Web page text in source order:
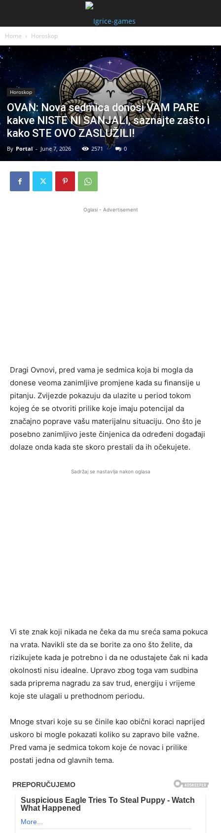
Home Horoskop
Horoskop
OVAN: Nova sedmica donosi VAM PARE
kakve NISTE NI SANJALI, saznajte zašto i
kako STE OVO ZASLUŽILI!
By Portal - June 7, 2026 2571 0
Oglasi - Advertisement
Dragi Ovnovi, pred vama je sedmica koja bi mogla da
donese veoma zanimljive promjene kada su finansije u
pitanju. Zvijezde pokazuju da ulazite u period tokom
kojeg će se otvoriti prilike koje imaju potencijal da
značajno poprave vašu materijalnu situaciju. Ono što je
posebno zanimljivo jeste činjenica da određeni događaji
dolaze onda kada ste skoro prestali da ih očekujete.
Sadržaj se nastavlja nakon oglasa
Vi ste znak koji nikada ne čeka da mu sreća sama pokuca
na vrata. Navikli ste da se borite za ono što želite, da
rizikujete kada je potrebno i da ne odustajete čak ni kada
okolnosti nisu idealne. Upravo zbog toga vam sudbina
sada priprema nagradu za sav trud, energiju i vrijeme
koje ste ulagali u prethodnom periodu.
Mnoge stvari koje su se činile kao obični koraci naprijed
uskoro bi mogle pokazati koliko su zapravo bile važne.
Pred vama je sedmica tokom koje će novac i prilike
postati jedna od glavnih tema.